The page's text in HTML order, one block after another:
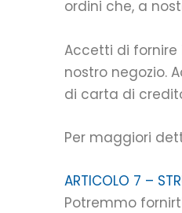
ordini che, a
Accetti di
nostro negozio.
di carta di
Per maggiori
ARTICOLO 7 –
Potremmo